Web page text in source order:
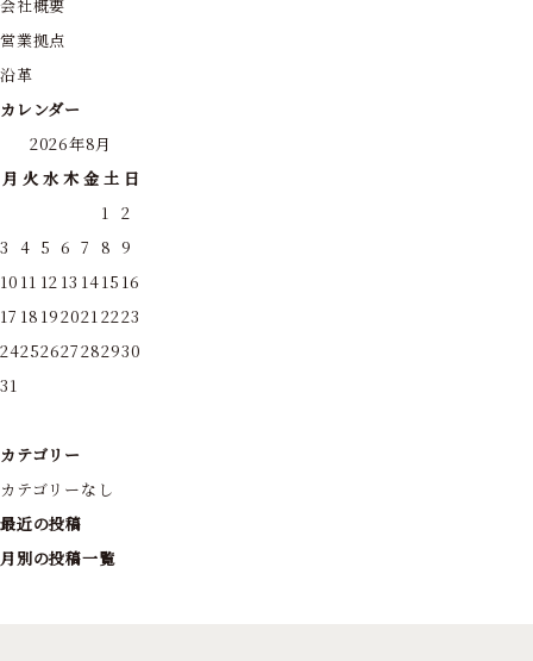
会社概要
営業拠点
沿革
カレンダー
2026年8月
月 火水 木金 土 日
1 2
3 4 5 6 7 8 9
10 11 12 13 1415 16
17 18 1920212223
24252627282930
31
カテゴリー
カテゴリーなし
最近の投稿
月別の投稿一覧